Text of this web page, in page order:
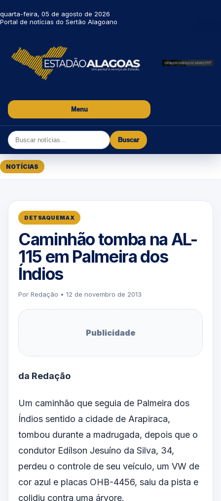
quarta-feira, 05 de agosto de 2026
Portal de notícias do Sertão Alagoano
Menu
Buscar
NOTÍCIAS
DETSAQUEMAX
Caminhão tomba na AL-
115 em Palmeira dos
Índios
Por Redação • 12 de novembro de 2013
Publicidade
da Redação
Um caminhão que seguia de Palmeira dos
Índios sentido a cidade de Arapiraca,
tombou durante a madrugada, depois que o
condutor Edílson Jesuíno da Silva, 34,
perdeu o controle de seu veículo, um VW de
cor azul e placas OHB-4456, saiu da pista e
colidiu contra uma árvore.